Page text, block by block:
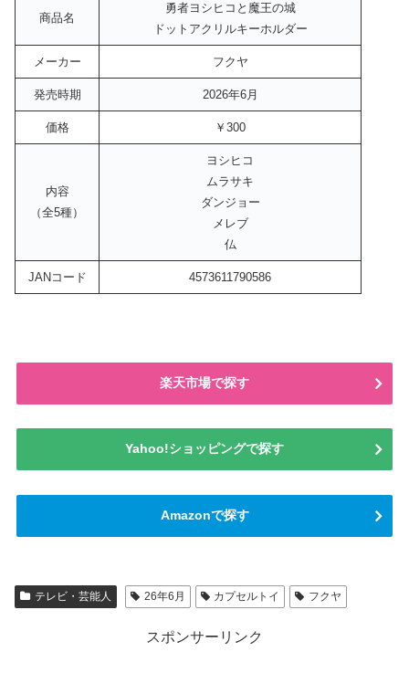
商品名
勇者ヨシヒコと魔王の城
ドットアクリルキーホルダー
メーカー フクヤ
発売時期 2026年6月
価格 ￥300
内容
（全5種）
ヨシヒコ
ムラサキ
ダンジョー
メレブ
仏
JANコード 4573611790586
楽天市場で探す
Yahoo!ショッピングで探す
Amazonで探す
テレビ・芸能人 26年6月 カプセルトイ フクヤ
スポンサーリンク